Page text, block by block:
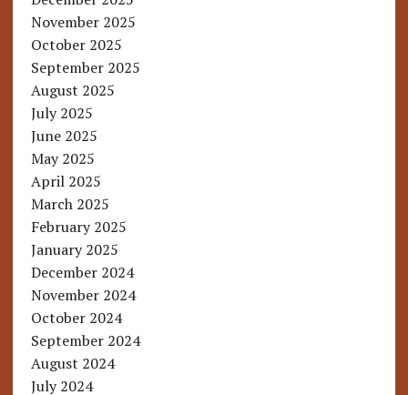
November 2025
October 2025
September 2025
August 2025
July 2025
June 2025
May 2025
April 2025
March 2025
February 2025
January 2025
December 2024
November 2024
October 2024
September 2024
August 2024
July 2024